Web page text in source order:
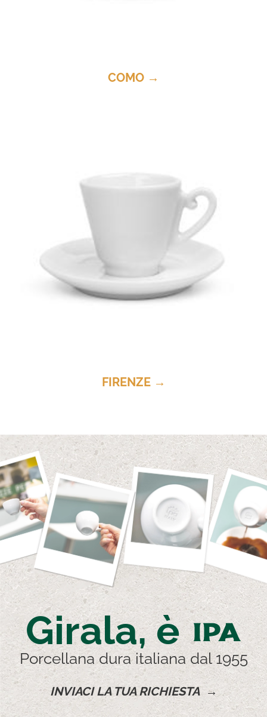
COMO →
FIRENZE →
Girala, èIPA
Porcellana dura italiana dal 1955
INVIACI LA TUA RICHIESTA →